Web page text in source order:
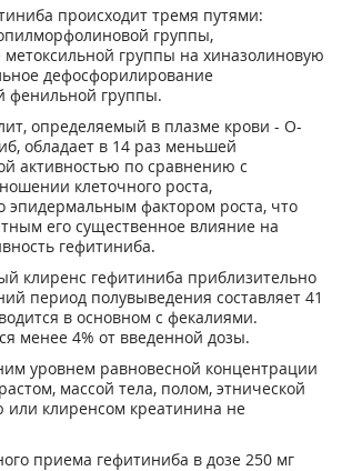
происходит тремя путями:
группы,
группы на хиназолиновую
дефосфорилирование
фенильной группы.
определяемый в плазме крови - О-
обладает в 14 раз меньшей
активностью по сравнению с
клеточного роста,
эпидермальным фактором роста, что
его существенное влияние на
гефитиниба.
клиренс гефитиниба приблизительно
период полувыведения составляет 41
в основном с фекалиями.
менее 4% от введенной дозы.
уровнем равновесной концентрации
массой тела, полом, этнической
или клиренсом креатинина не
приема гефитиниба в дозе 250 мг